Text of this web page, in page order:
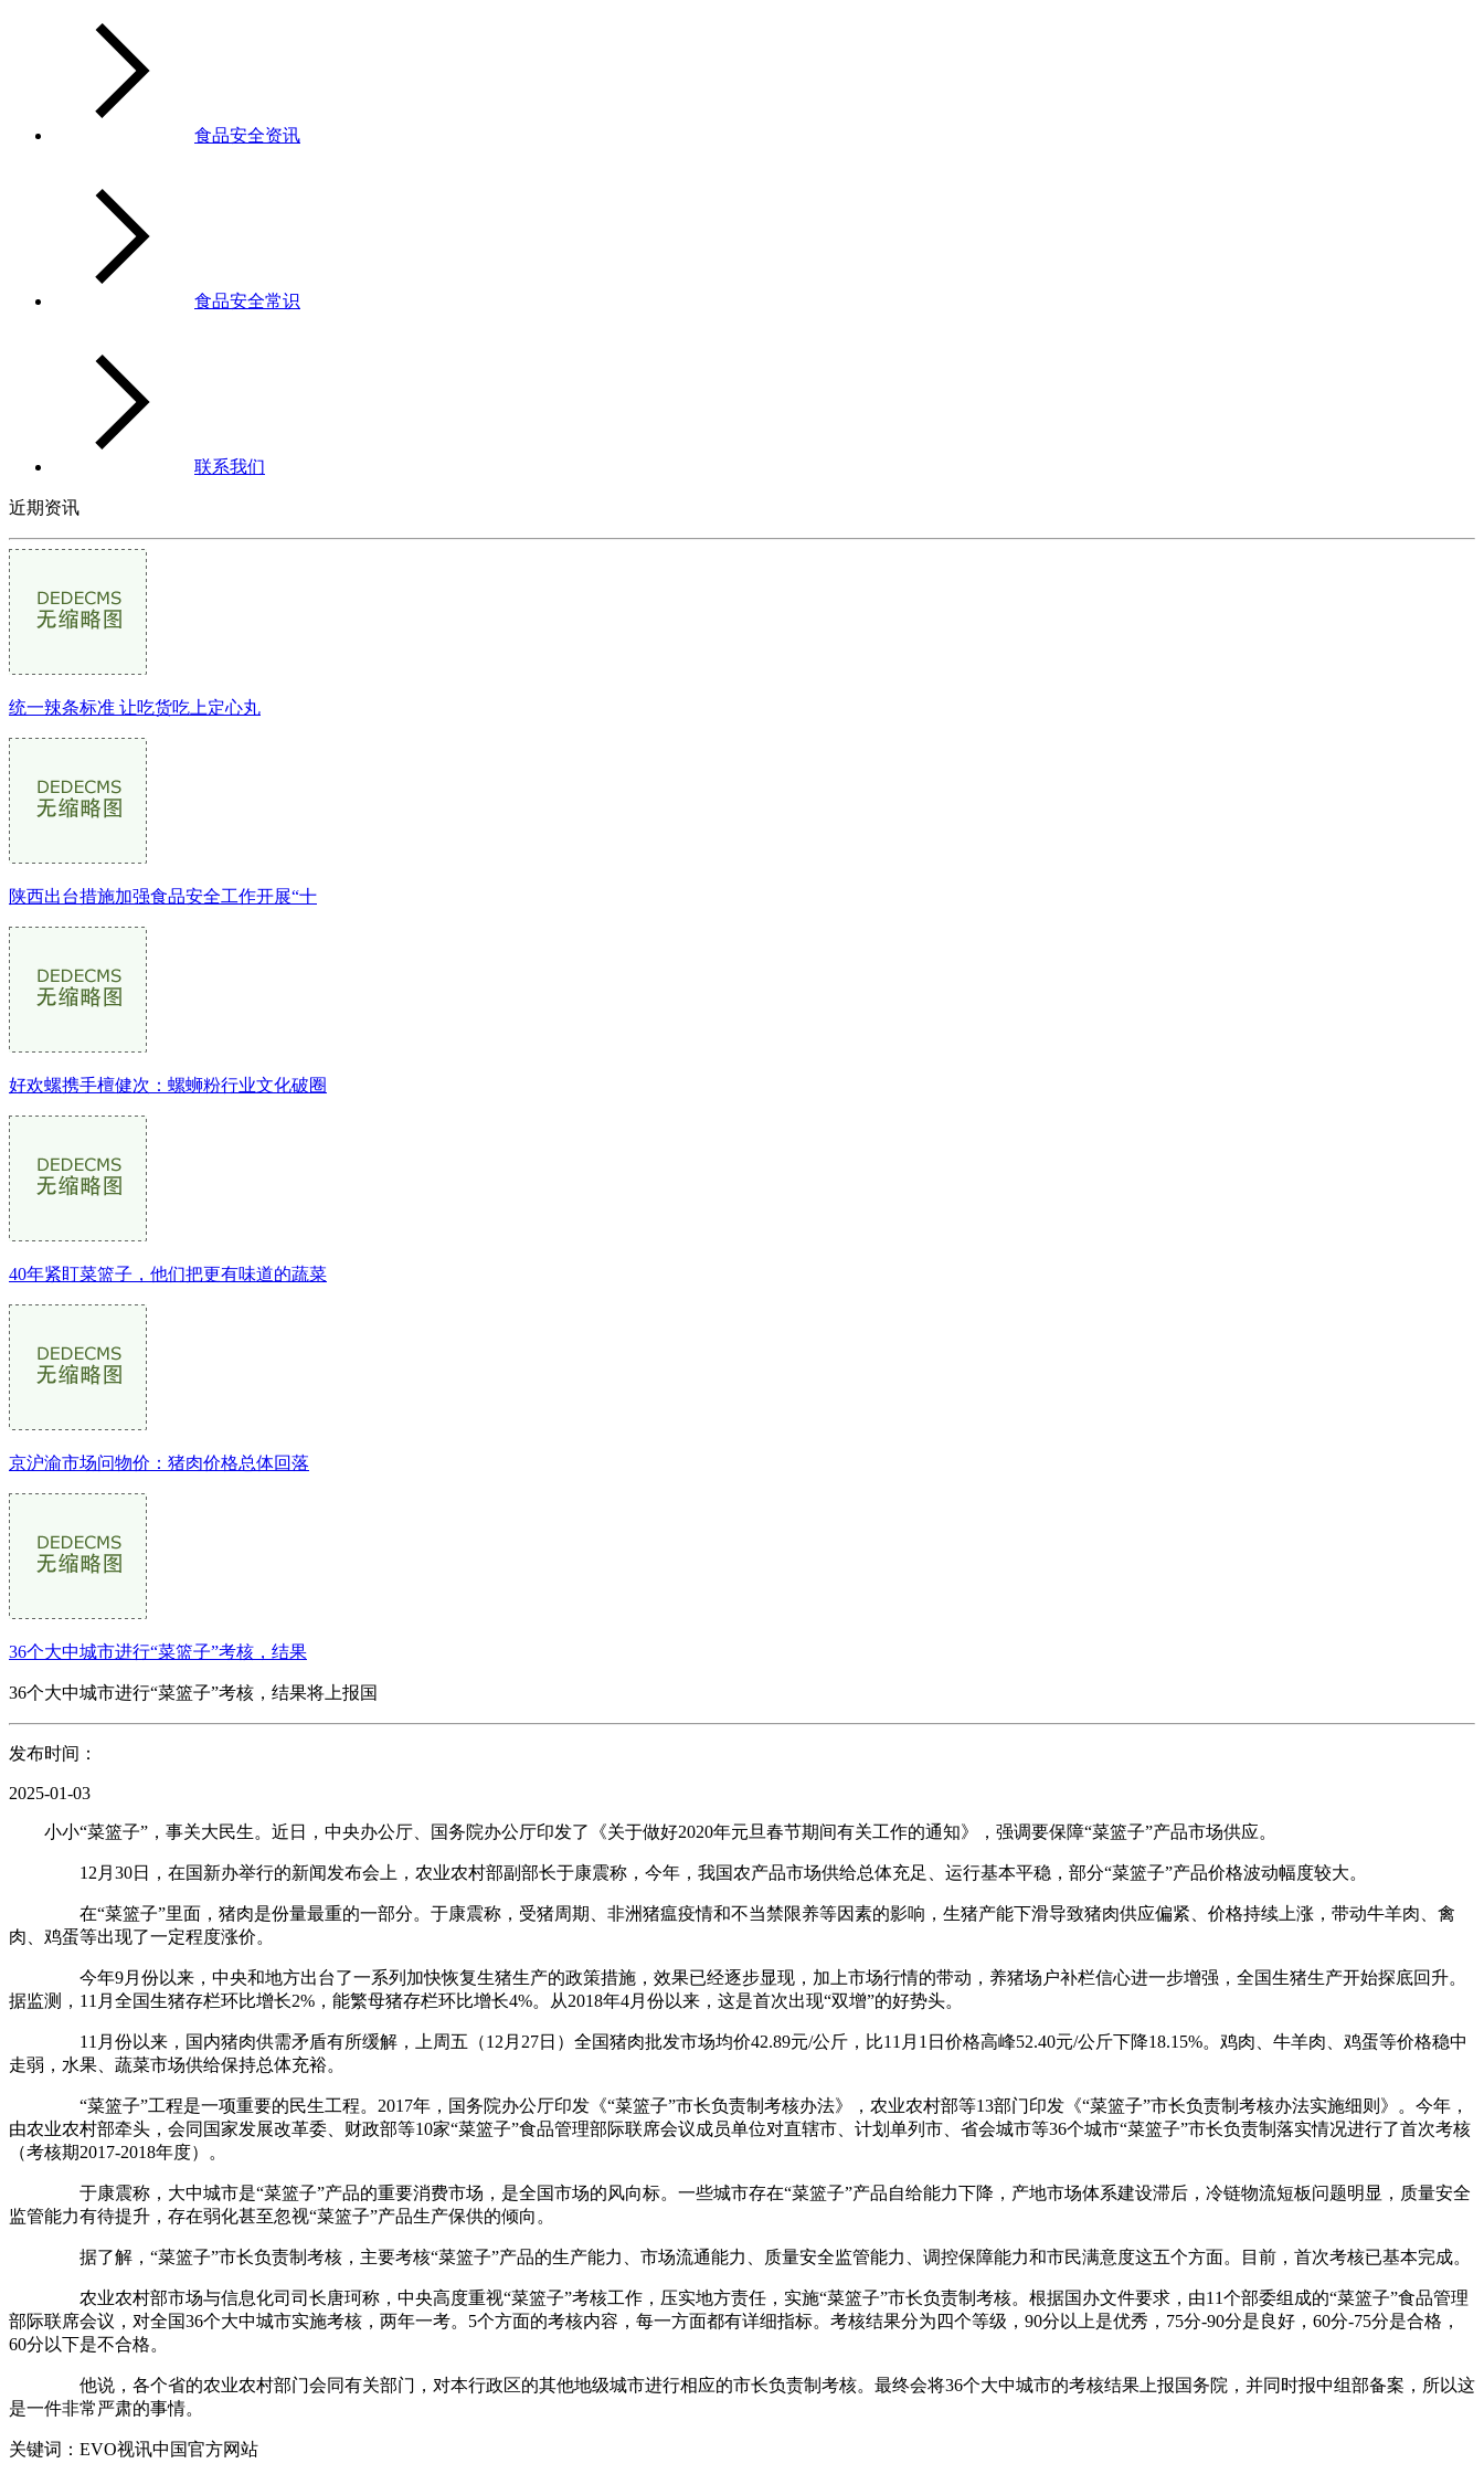
食品安全资讯
食品安全常识
联系我们
近期资讯
统一辣条标准 让吃货吃上定心丸
陕西出台措施加强食品安全工作开展“十
好欢螺携手檀健次：螺蛳粉行业文化破圈
40年紧盯菜篮子，他们把更有味道的蔬菜
京沪渝市场问物价：猪肉价格总体回落
36个大中城市进行“菜篮子”考核，结果
36个大中城市进行“菜篮子”考核，结果将上报国
发布时间：
2025-01-03
小小“菜篮子”，事关大民生。近日，中央办公厅、国务院办公厅印发了《关于做好2020年元旦春节期间有关工作的通知》，强调要保障“菜篮子”产品市场供应。
12月30日，在国新办举行的新闻发布会上，农业农村部副部长于康震称，今年，我国农产品市场供给总体充足、运行基本平稳，部分“菜篮子”产品价格波动幅度较大。
在“菜篮子”里面，猪肉是份量最重的一部分。于康震称，受猪周期、非洲猪瘟疫情和不当禁限养等因素的影响，生猪产能下滑导致猪肉供应偏紧、价格持续上涨，带动牛羊肉、禽
肉、鸡蛋等出现了一定程度涨价。
今年9月份以来，中央和地方出台了一系列加快恢复生猪生产的政策措施，效果已经逐步显现，加上市场行情的带动，养猪场户补栏信心进一步增强，全国生猪生产开始探底回升。
据监测，11月全国生猪存栏环比增长2%，能繁母猪存栏环比增长4%。从2018年4月份以来，这是首次出现“双增”的好势头。
11月份以来，国内猪肉供需矛盾有所缓解，上周五（12月27日）全国猪肉批发市场均价42.89元/公斤，比11月1日价格高峰52.40元/公斤下降18.15%。鸡肉、牛羊肉、鸡蛋等价格稳中
走弱，水果、蔬菜市场供给保持总体充裕。
“菜篮子”工程是一项重要的民生工程。2017年，国务院办公厅印发《“菜篮子”市长负责制考核办法》，农业农村部等13部门印发《“菜篮子”市长负责制考核办法实施细则》。今年，
由农业农村部牵头，会同国家发展改革委、财政部等10家“菜篮子”食品管理部际联席会议成员单位对直辖市、计划单列市、省会城市等36个城市“菜篮子”市长负责制落实情况进行了首次考核
（考核期2017-2018年度）。
于康震称，大中城市是“菜篮子”产品的重要消费市场，是全国市场的风向标。一些城市存在“菜篮子”产品自给能力下降，产地市场体系建设滞后，冷链物流短板问题明显，质量安全
监管能力有待提升，存在弱化甚至忽视“菜篮子”产品生产保供的倾向。
据了解，“菜篮子”市长负责制考核，主要考核“菜篮子”产品的生产能力、市场流通能力、质量安全监管能力、调控保障能力和市民满意度这五个方面。目前，首次考核已基本完成。
农业农村部市场与信息化司司长唐珂称，中央高度重视“菜篮子”考核工作，压实地方责任，实施“菜篮子”市长负责制考核。根据国办文件要求，由11个部委组成的“菜篮子”食品管理
部际联席会议，对全国36个大中城市实施考核，两年一考。5个方面的考核内容，每一方面都有详细指标。考核结果分为四个等级，90分以上是优秀，75分-90分是良好，60分-75分是合格，
60分以下是不合格。
他说，各个省的农业农村部门会同有关部门，对本行政区的其他地级城市进行相应的市长负责制考核。最终会将36个大中城市的考核结果上报国务院，并同时报中组部备案，所以这
是一件非常严肃的事情。
关键词：EVO视讯中国官方网站